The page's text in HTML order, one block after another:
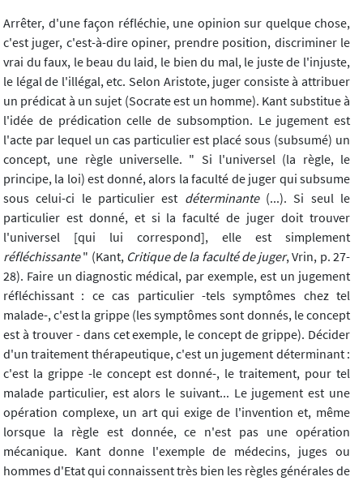
Arrêter, d'une façon réfléchie, une opinion sur quelque chose,
c'est juger, c'est-à-dire opiner, prendre position, discriminer le
vrai du faux, le beau du laid, le bien du mal, le juste de l'injuste,
le légal de l'illégal, etc. Selon Aristote, juger consiste à attribuer
un prédicat à un sujet (Socrate est un homme). Kant substitue à
l'idée de prédication celle de subsomption. Le jugement est
l'acte par lequel un cas particulier est placé sous (subsumé) un
concept, une règle universelle. " Si l'universel (la règle, le
principe, la loi) est donné, alors la faculté de juger qui subsume
sous celui-ci le particulier est déterminante(...). Si seul le
particulier est donné, et si la faculté de juger doit trouver
l'universel [qui lui correspond], elle est simplement
réfléchissante" (Kant, Critique de la faculté de juger, Vrin, p. 27-
28). Faire un diagnostic médical, par exemple, est un jugement
réfléchissant : ce cas particulier -tels symptômes chez tel
malade-, c'est la grippe (les symptômes sont donnés, le concept
est à trouver - dans cet exemple, le concept de grippe). Décider
d'un traitement thérapeutique, c'est un jugement déterminant :
c'est la grippe -le concept est donné-, le traitement, pour tel
malade particulier, est alors le suivant... Le jugement est une
opération complexe, un art qui exige de l'invention et, même
lorsque la règle est donnée, ce n'est pas une opération
mécanique. Kant donne l'exemple de médecins, juges ou
hommes d'Etat qui connaissent très bien les règles générales de